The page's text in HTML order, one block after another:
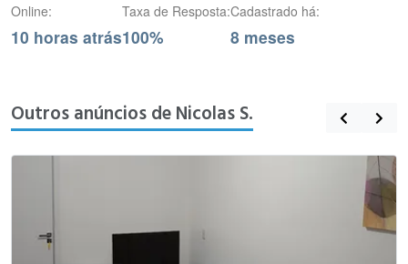
Online:
10 horas atrás
Taxa de Resposta:
100%
Cadastrado há:
8 meses
Outros anúncios de Nicolas S.